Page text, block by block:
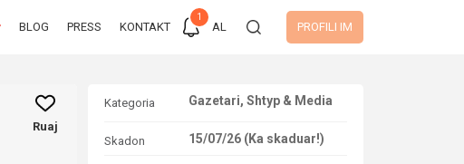
BLOG PRESS KONTAKT
1
AL PROFILI IM
Ruaj
Kategoria Gazetari, Shtyp & Media
Skadon 15/07/26 (Ka skaduar!)